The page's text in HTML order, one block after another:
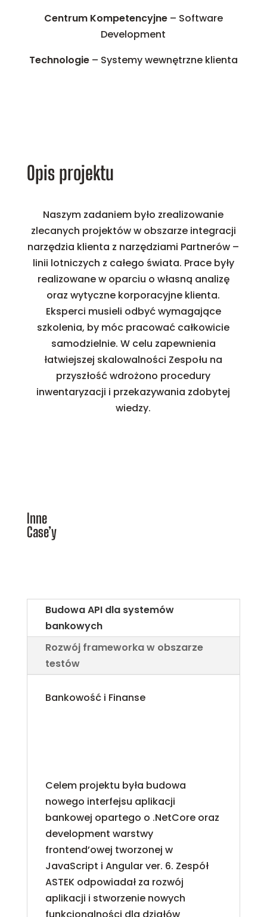
Centrum Kompetencyjne – Software
Development
Technologie – Systemy wewnętrzne klienta
Opis projektu
Naszym zadaniem było zrealizowanie
zlecanych projektów w obszarze integracji
narzędzia klienta z narzędziami Partnerów –
linii lotniczych z całego świata. Prace były
realizowane w oparciu o własną analizę
oraz wytyczne korporacyjne klienta.
Eksperci musieli odbyć wymagające
szkolenia, by móc pracować całkowicie
samodzielnie. W celu zapewnienia
łatwiejszej skalowalności Zespołu na
przyszłość wdrożono procedury
inwentaryzacji i przekazywania zdobytej
wiedzy.
Inne
Case’y
Budowa API dla systemów
bankowych
Rozwój frameworka w obszarze
testów
Bankowość i Finanse
Celem projektu była budowa
nowego interfejsu aplikacji
bankowej opartego o .NetCore oraz
development warstwy
frontend’owej tworzonej w
JavaScript i Angular ver. 6. Zespół
ASTEK odpowiadał za rozwój
aplikacji i stworzenie nowych